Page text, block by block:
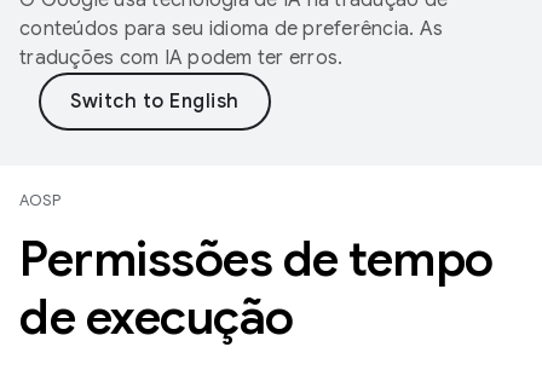
conteúdos para seu idioma de preferência. As
traduções com IA podem ter erros.
AOSP
Permissões de tempo
de execução